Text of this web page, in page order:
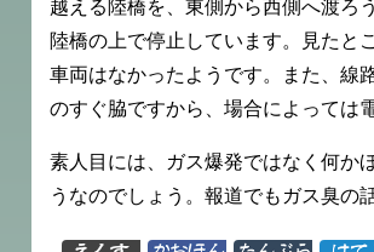
越える陸橋を、東側から西側へ渡ろ
陸橋の上で停止しています。見たと
車両はなかったようです。また、線
のすぐ脇ですから、場合によっては
素人目には、ガス爆発ではなく何か
うなのでしょう。報道でもガス臭の